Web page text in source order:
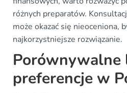
różnych preparatów.
może okazać się nieoceniona,
najkorzystniejsze rozwiązanie.
Porównywalne
preferencje w